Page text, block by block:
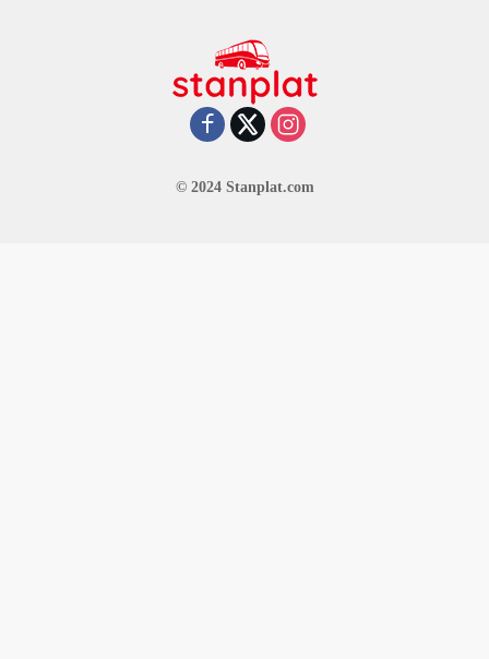
© 2024 Stanplat.com